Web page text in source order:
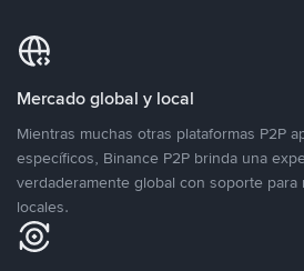
Mercado global y local
Mientras muchas otras plataformas P2P
específicos, Binance P2P brinda una
verdaderamente global con soporte para
locales.